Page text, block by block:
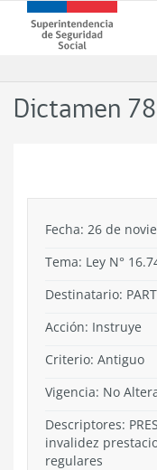
contenido
Superintendencia
de
-
Dictamen
Fecha: 26 de
Tema: Ley N°
Destinatario:
Acción: Instruye
Criterio: Antiguo
Vigencia: No
Descriptores:
invalidez
regulares